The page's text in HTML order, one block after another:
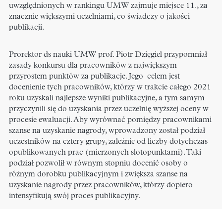
uwzględnionych w rankingu UMW zajmuje miejsce 11., za
znacznie większymi uczelniami, co świadczy o jakości
publikacji.
Prorektor ds nauki UMW prof. Piotr Dzięgiel przypomniał
zasady konkursu dla pracowników z największym
przyrostem punktów za publikacje. Jego celem jest
docenienie tych pracowników, którzy w trakcie całego 2021
roku uzyskali najlepsze wyniki publikacyjne, a tym samym
przyczynili się do uzyskania przez uczelnię wyższej oceny w
procesie ewaluacji. Aby wyrównać pomiędzy pracownikami
szanse na uzyskanie nagrody, wprowadzony został podział
uczestników na cztery grupy, zależnie od liczby dotychczas
opublikowanych prac (mierzonych slotopunktami). Taki
podział pozwolił w równym stopniu docenić osoby o
różnym dorobku publikacyjnym i zwiększa szanse na
uzyskanie nagrody przez pracowników, którzy dopiero
intensyfikują swój proces publikacyjny.